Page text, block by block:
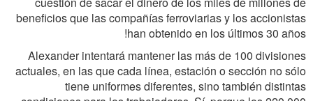
beneficios que las compañías ferroviarias y los accionistas
han obtenido en los últimos 30 años!
Alexander intentará mantener las más de 100 divisiones
actuales, en las que cada línea, estación o sección no sólo
tiene uniformes diferentes, sino también distintas